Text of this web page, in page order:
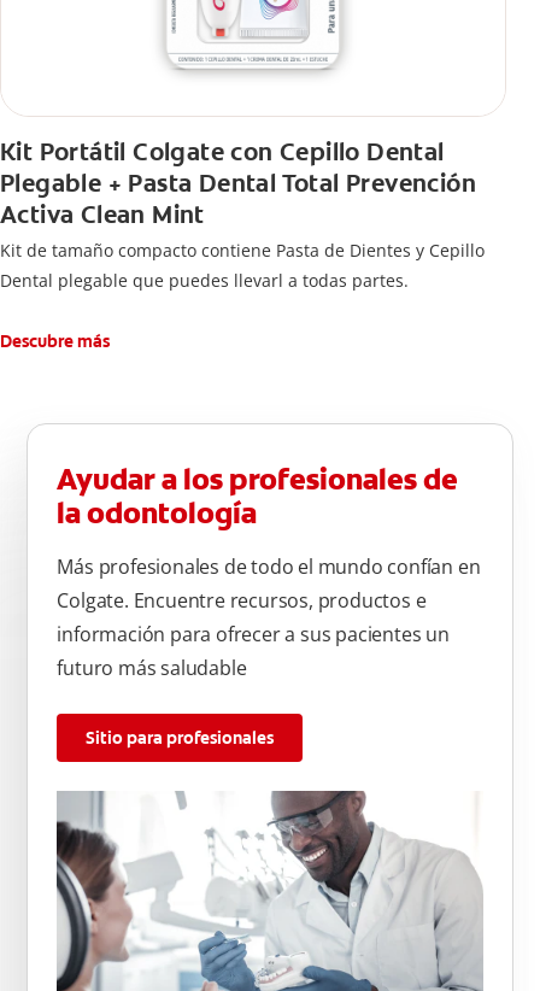
Kit Portátil Colgate con Cepillo Dental
Plegable + Pasta Dental Total Prevención
Activa Clean Mint
Kit de tamaño compacto contiene Pasta de Dientes y Cepillo
Dental plegable que puedes llevarl a todas partes.
Descubre más
Ayudar a los profesionales de
la odontología
Más profesionales de todo el mundo confían en
Colgate. Encuentre recursos, productos e
información para ofrecer a sus pacientes un
futuro más saludable
Sitio para profesionales